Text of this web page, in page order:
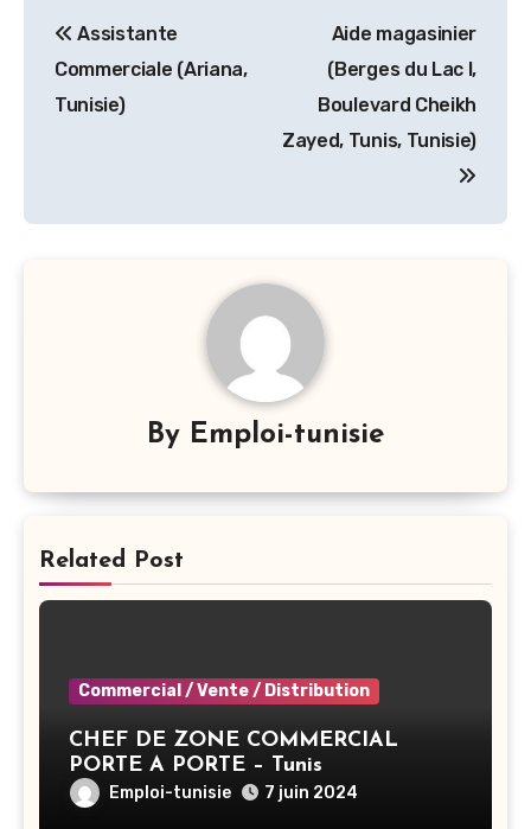
de
l’article
Assistante
Commerciale (Ariana,
Tunisie)
Aide magasinier
(Berges du Lac I,
Boulevard Cheikh
Zayed, Tunis, Tunisie)
By Emploi-tunisie
Related Post
Commercial / Vente / Distribution
CHEF DE ZONE COMMERCIAL
PORTE A PORTE – Tunis
Emploi-tunisie 7 juin 2024